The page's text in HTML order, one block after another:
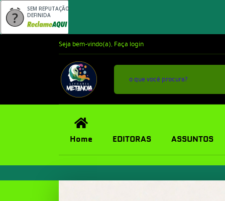
SEM REPUTAÇÃO
DEFINIDA
Seja bem-vindo(a), Faça login
Home EDITORAS ASSUNTOS